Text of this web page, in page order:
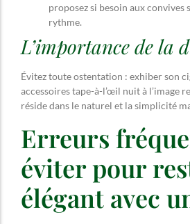
proposez si besoin aux convives
rythme.
L’importance de la
Évitez toute ostentation : exhiber son
accessoires tape-à-l’œil nuit à l’image
réside dans le naturel et la simplicité
Erreurs
éviter pour
élégant avec